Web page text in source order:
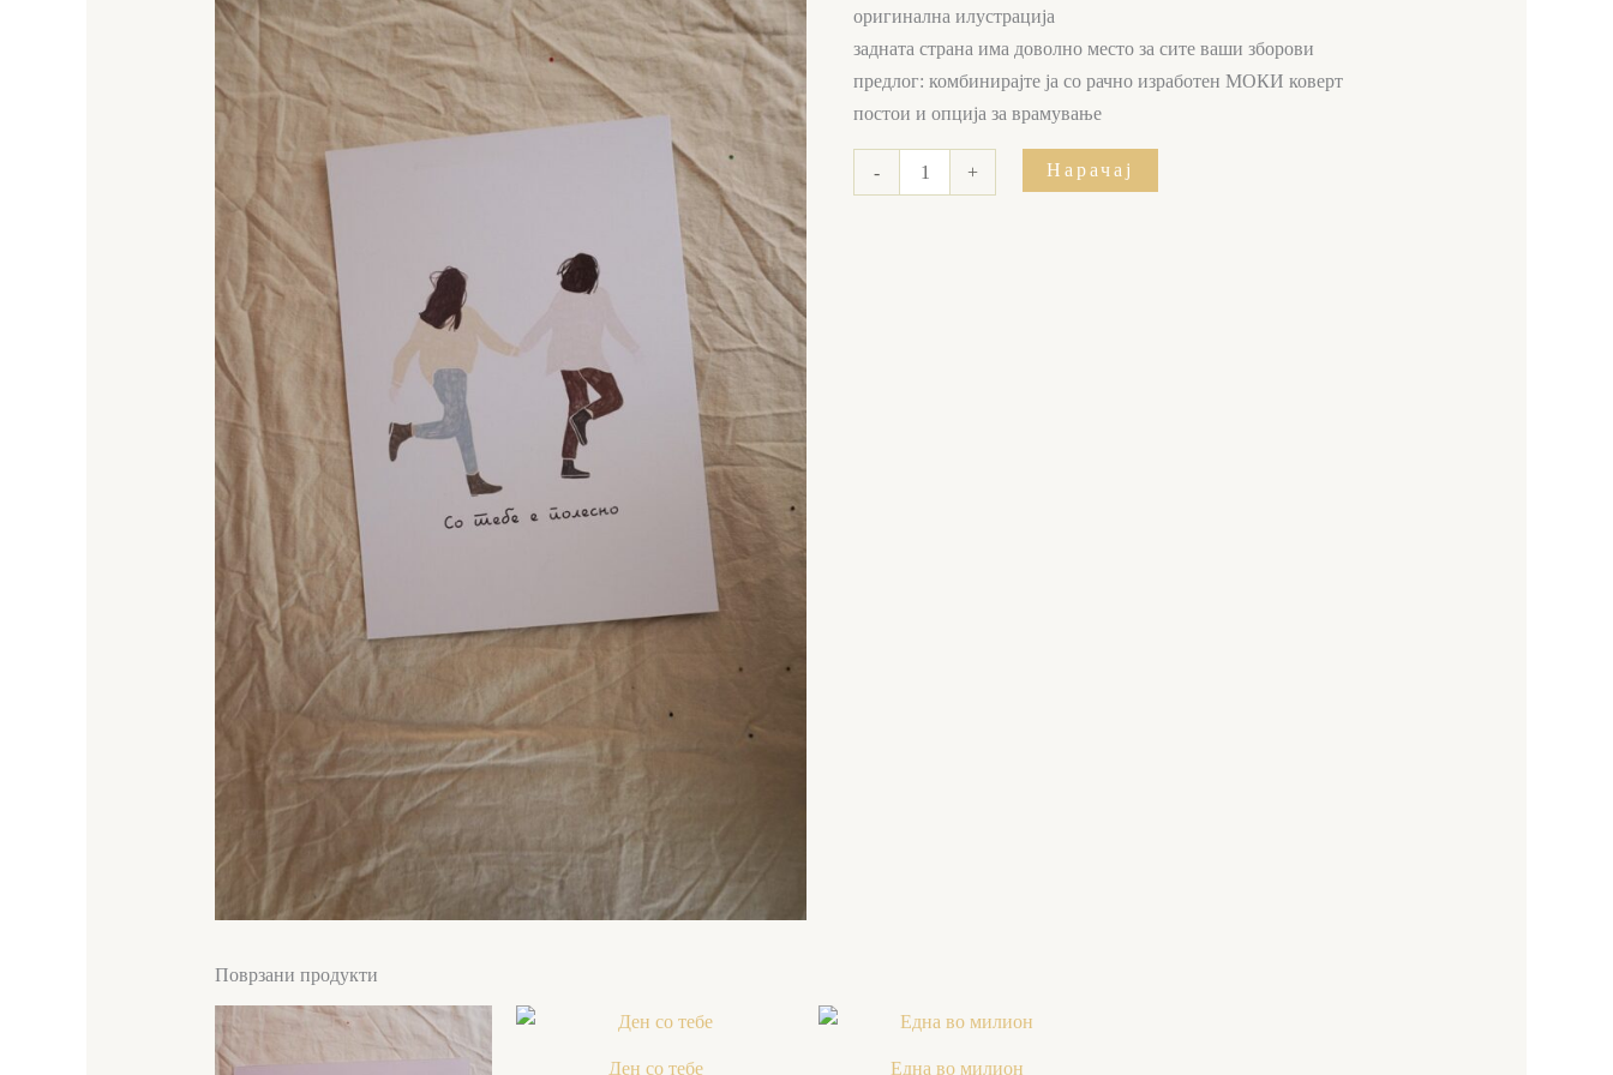
оригинална илустрација
задната страна има доволно место за сите ваши зборови
предлог: комбинирајте ја со рачно изработен МОКИ коверт
постои и опција за врамување
- + Нарачај
Поврзани продукти
Ден со тебе Една во милион